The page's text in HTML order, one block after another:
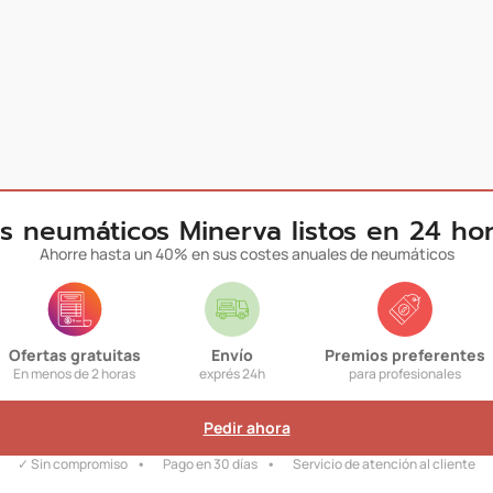
neumáticos Minerva listos en 24
Ahorre hasta un 40% en sus costes anuales de neumáticos
Ofertas gratuitas
En menos de 2 horas
Envío
exprés 24h
Premios preferentes
para profesionales
Pedir ahora
✓ Sin compromiso Pago en 30 días Servicio de atención al cliente